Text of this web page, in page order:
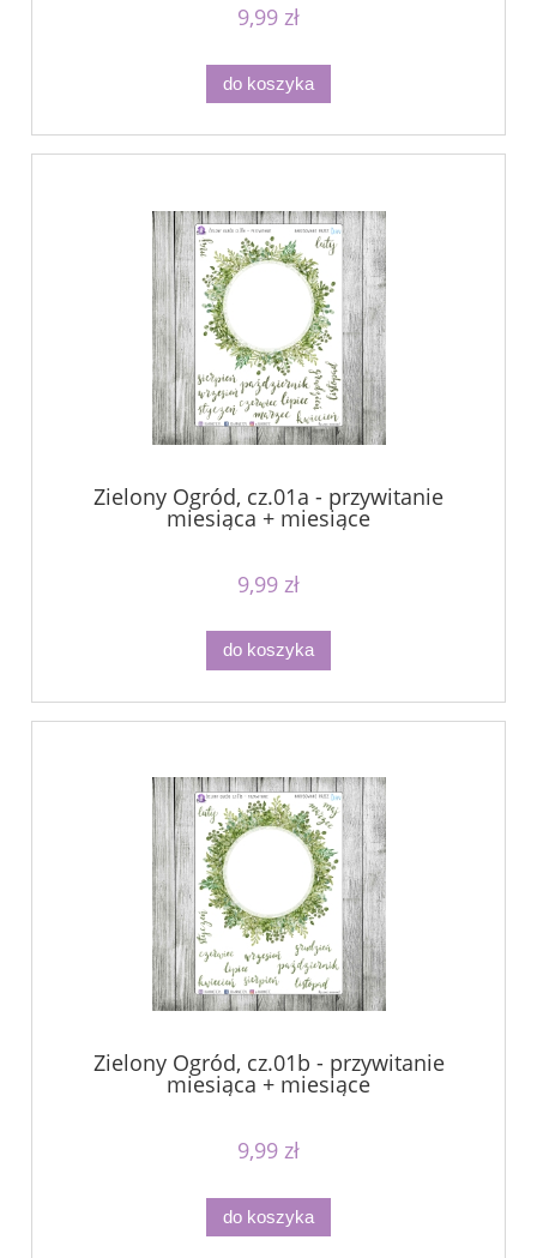
9,99 zł
do koszyka
Zielony Ogród, cz.01a - przywitanie
miesiąca + miesiące
9,99 zł
do koszyka
Zielony Ogród, cz.01b - przywitanie
miesiąca + miesiące
9,99 zł
do koszyka